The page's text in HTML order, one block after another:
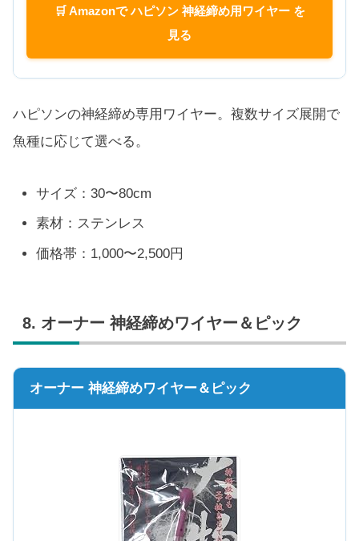
🛒 Amazonで ハピソン 神経締め用ワイヤー を
見る
ハピソンの神経締め専用ワイヤー。複数サイズ展開で
魚種に応じて選べる。
サイズ：30〜80cm
素材：ステンレス
価格帯：1,000〜2,500円
8. オーナー 神経締めワイヤー＆ピック
オーナー 神経締めワイヤー＆ピック